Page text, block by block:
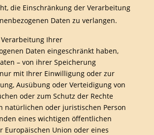
die Einschränkung der Verarbeitung
Daten zu verlangen.
Ihrer
Daten eingeschränkt haben,
– von ihrer Speicherung
mit Ihrer Einwilligung oder zur
Ausübung oder Verteidigung von
oder zum Schutz der Rechte
natürlichen oder juristischen Person
eines wichtigen öffentlichen
Europäischen Union oder eines